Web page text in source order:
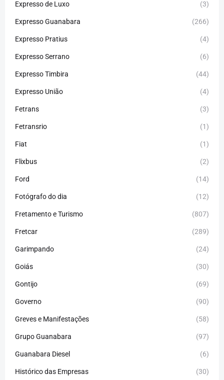
Expresso de Luxo (3)
Expresso Guanabara (266)
Expresso Pratius (4)
Expresso Serrano (6)
Expresso Timbira (44)
Expresso União (4)
Fetrans (3)
Fetransrio (1)
Fiat (1)
Flixbus (2)
Ford (14)
Fotógrafo do dia (12)
Fretamento e Turismo (807)
Fretcar (289)
Garimpando (24)
Goiás (30)
Gontijo (69)
Governo (90)
Greves e Manifestações (58)
Grupo Guanabara (97)
Guanabara Diesel (6)
Histórico das Empresas (30)